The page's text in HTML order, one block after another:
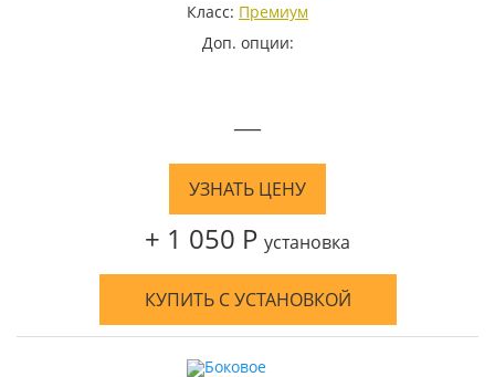
Класс: Премиум
Доп. опции:
—
УЗНАТЬ ЦЕНУ
+ 1 050 Р установка
КУПИТЬ С УСТАНОВКОЙ